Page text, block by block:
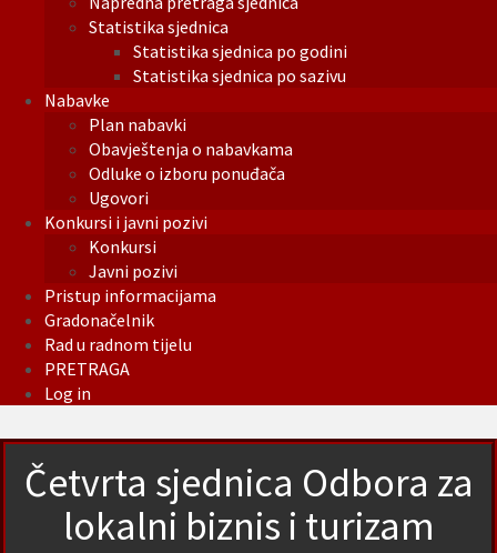
Statistika sjednica
Statistika sjednica po godini
Statistika sjednica po sazivu
Nabavke
Plan nabavki
Obavještenja o nabavkama
Odluke o izboru ponuđača
Ugovori
Konkursi i javni pozivi
Konkursi
Javni pozivi
Pristup informacijama
Gradonačelnik
Rad u radnom tijelu
PRETRAGA
Log in
Četvrta sjednica Odbora za
lokalni biznis i turizam